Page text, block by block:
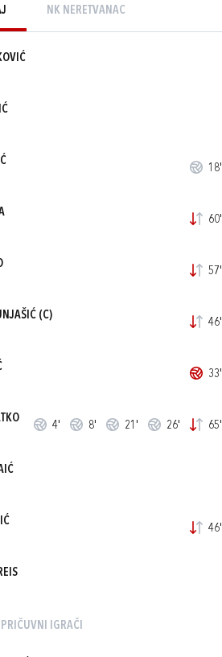
NK NERETVANAC
18'
60'
57'
(C)
46'
33'
4' 8' 21' 26' 65'
46'
PRIČUVNI IGRAČI